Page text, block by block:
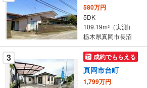
を
マ
イ
ペ
ー
ジ
に
保
580万円
5DK
109.19m2
（実測）
栃木県真岡市長沼
3 成約でもらえる
真岡市台町
1,799万円